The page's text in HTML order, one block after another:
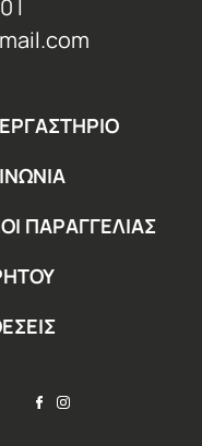
Ι
ΕΡΓΑΣΤΗΡΙΟ
ΠΑΡΑΓΓΕΛΙΑΣ